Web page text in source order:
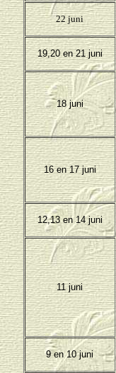
22 juni
19,20 en 21 juni
18 juni
16 en 17 juni
12,13 en 14 juni
11 juni
9 en 10 juni